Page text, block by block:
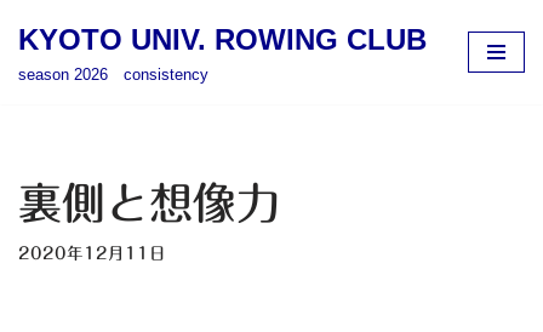
ツ
へ
KYOTO UNIV. ROWING CLUB
season 2026 consistency
裏側と想像力
2020年12月11日